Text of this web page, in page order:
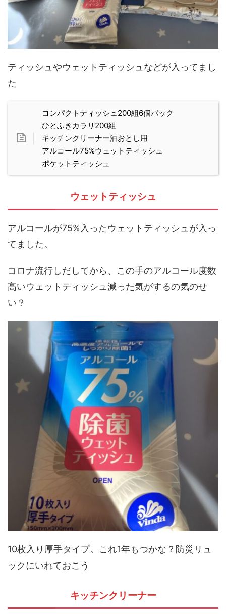
ティッシュやウェットティッシュなどが入ってまし
た
コンパクトティッシュ200組6個パック
ひとふきカラリ200組
キッチンクリーナー油おとし用
アルコール75%ウェットティッシュ
ポケットティッシュ
ウェットティッシュ
アルコールが75%入ったウェットティッシュが入っ
てました。
コロナ流行しだしてから、この手のアルコール度数
高いウェットティッシュ減った気がするの気のせ
い？
10枚入り厚手タイプ。これ1年もつかな？防災リュ
ックにいれておこう
キッチンクリーナー